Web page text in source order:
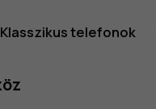
Klasszikus telefonok